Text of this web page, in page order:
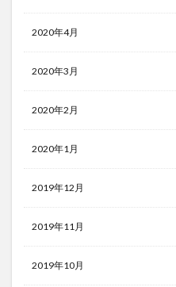
2020年4月
2020年3月
2020年2月
2020年1月
2019年12月
2019年11月
2019年10月